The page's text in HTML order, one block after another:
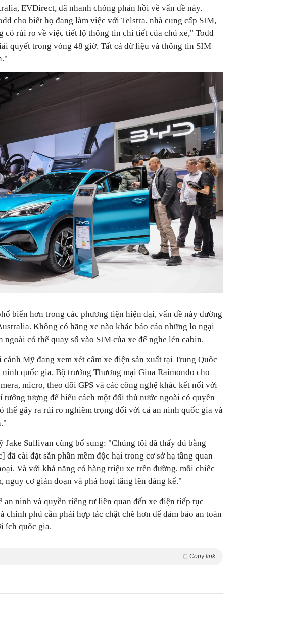
EVDirect, đã nhanh chóng phản hồi về vấn đề này.
cho biết họ đang làm việc với Telstra, nhà cung cấp SIM,
có rủi ro về việc tiết lộ thông tin chi tiết của chủ xe," Todd
quyết trong vòng 48 giờ. Tất cả dữ liệu và thông tin SIM
biến hơn trong các phương tiện hiện đại, vấn đề này dường
Không có hãng xe nào khác báo cáo những lo ngại
ngoài có thể quay số vào SIM của xe để nghe lén cabin.
Mỹ đang xem xét cấm xe điện sản xuất tại Trung Quốc
quốc gia. Bộ trưởng Thương mại Gina Raimondo cho
micro, theo dõi GPS và các công nghệ khác kết nối với
tượng để hiểu cách một đối thủ nước ngoài có quyền
thể gây ra rủi ro nghiêm trọng đối với cả an ninh quốc gia và
Jake Sullivan cũng bổ sung: "Chúng tôi đã thấy đủ bằng
đã cài đặt sẵn phần mềm độc hại trong cơ sở hạ tầng quan
Và với khả năng có hàng triệu xe trên đường, mỗi chiếc
nguy cơ gián đoạn và phá hoại tăng lên đáng kể."
an ninh và quyền riêng tư liên quan đến xe điện tiếp tục
chính phủ cần phải hợp tác chặt chẽ hơn để đảm bảo an toàn
ích quốc gia.
Copy link